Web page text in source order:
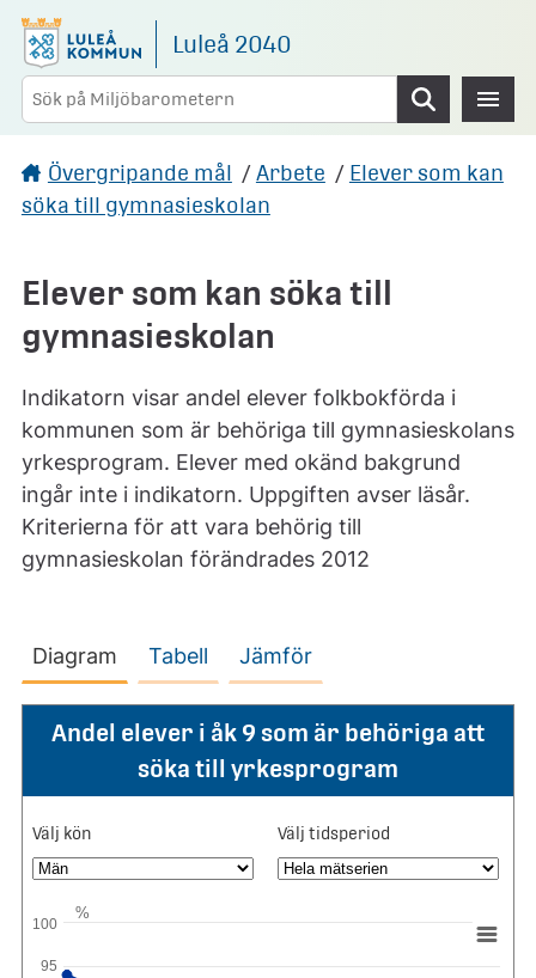
Gå direkt till sidans innehåll
Luleå 2040
Sök
Övergripande mål /Arbete / Elever som kan
söka till gymnasieskolan
Elever som kan söka till
gymnasieskolan
Indikatorn visar andel elever folkbokförda i
kommunen som är behöriga till gymnasieskolans
yrkesprogram. Elever med okänd bakgrund
ingår inte i indikatorn. Uppgiften avser läsår.
Kriterierna för att vara behörig till
gymnasieskolan förändrades 2012
Diagram Tabell Jämför
Andel elever i åk 9 som är behöriga att
söka till yrkesprogram
Välj kön Välj tidsperiod
%
95
100